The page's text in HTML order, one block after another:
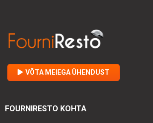
VÕTA MEIEGA ÜHENDUST
FOURNIRESTO KOHTA